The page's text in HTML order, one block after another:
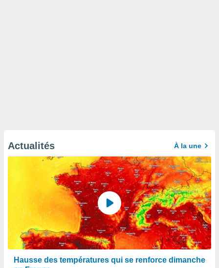
Actualités À la une
Hausse des températures qui se renforce dimanche